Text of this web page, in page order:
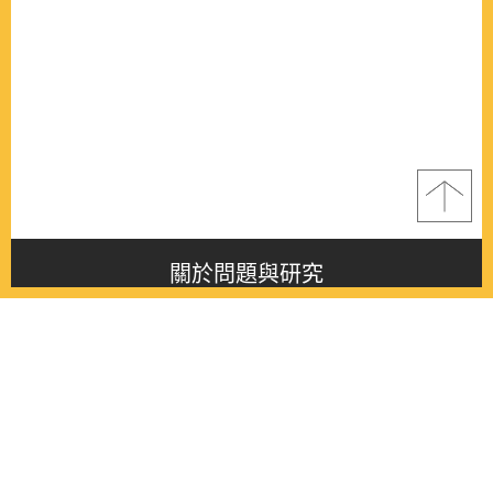
關於問題與研究
About this journal